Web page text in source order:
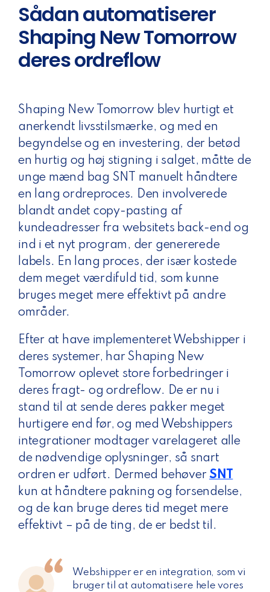
Sådan automatiserer
Shaping New Tomorrow
deres ordreflow
Shaping New Tomorrow blev hurtigt et
anerkendt livsstilsmærke, og med en
begyndelse og en investering, der betød
en hurtig og høj stigning i salget, måtte de
unge mænd bag SNT manuelt håndtere
en lang ordreproces. Den involverede
blandt andet copy-pasting af
kundeadresser fra websitets back-end og
ind i et nyt program, der genererede
labels. En lang proces, der især kostede
dem meget værdifuld tid, som kunne
bruges meget mere effektivt på andre
områder.
Efter at have implementeret Webshipper i
deres systemer, har Shaping New
Tomorrow oplevet store forbedringer i
deres fragt- og ordreflow. De er nu i
stand til at sende deres pakker meget
hurtigere end før, og med Webshippers
integrationer modtager varelageret alle
de nødvendige oplysninger, så snart
ordren er udført. Dermed behøver SNT
kun at håndtere pakning og forsendelse,
og de kan bruge deres tid meget mere
effektivt – på de ting, de er bedst til.
Webshipper er en integration, som vi
bruger til at automatisere hele vores